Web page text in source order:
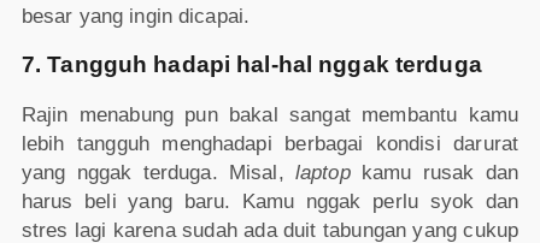
besar yang ingin dicapai.
7. Tangguh hadapi hal-hal nggak terduga
Rajin menabung pun bakal sangat membantu kamu
lebih tangguh menghadapi berbagai kondisi darurat
yang nggak terduga. Misal, laptop kamu rusak dan
harus beli yang baru. Kamu nggak perlu syok dan
stres lagi karena sudah ada duit tabungan yang cukup